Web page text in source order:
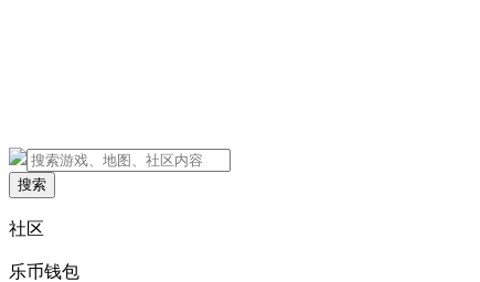
搜索
社区
乐币钱包